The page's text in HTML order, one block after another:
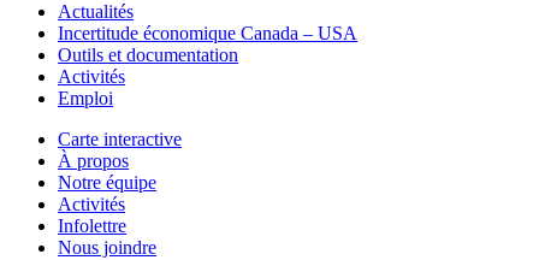
Actualités
Incertitude économique Canada – USA
Outils et documentation
Activités
Emploi
Carte interactive
À propos
Notre équipe
Activités
Infolettre
Nous joindre